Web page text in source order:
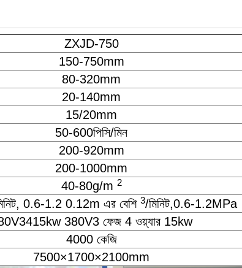
ZXJD-750
150-750mm
80-320mm
20-140mm
15/20mm
50-600পিসি/মিন
200-920mm
200-1000mm
40-80g/m 2
0.6-1.2 0.12m এর বেশি 3/মিনিট,0.6-1.2MPa
380V3 ফেজ 4 ওয়্যার 15kw
4000 কেজি
7500×1700×2100mm